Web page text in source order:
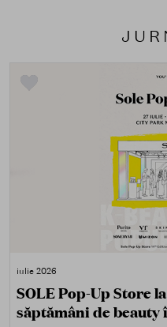
iulie 2026
SOLE Pop-Up Store
săptămâni de beauty